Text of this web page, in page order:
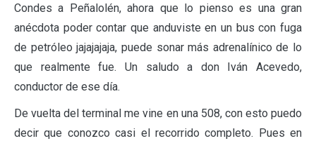
Condes a Peñalolén, ahora que lo pienso es una gran
anécdota poder contar que anduviste en un bus con fuga
de petróleo jajajajaja, puede sonar más adrenalínico de lo
que realmente fue. Un saludo a don Iván Acevedo,
conductor de ese día.
De vuelta del terminal me vine en una 508, con esto puedo
decir que conozco casi el recorrido completo. Pues en